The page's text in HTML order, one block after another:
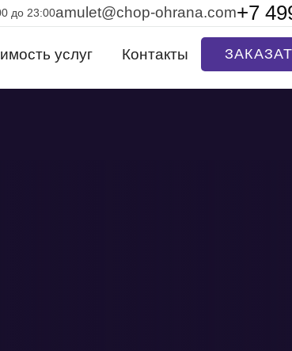
до 23:00amulet@chop-ohrana.com+7
услуг Контакты